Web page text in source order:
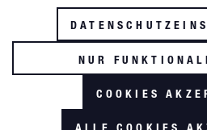
gewerbliche Käufer.
NUR
COOKIES